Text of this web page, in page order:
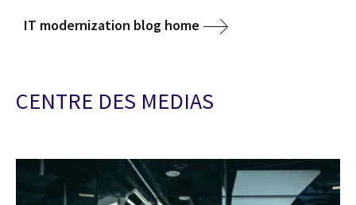
IT modernization blog home
CENTRE DES MEDIAS